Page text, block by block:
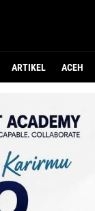
ARTIKEL ACEH